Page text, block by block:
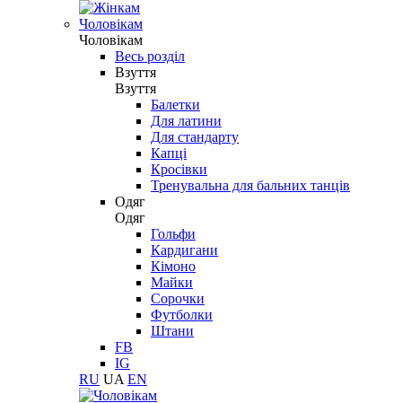
Чоловікам
Чоловікам
Весь розділ
Взуття
Взуття
Балетки
Для латини
Для стандарту
Капці
Кросівки
Тренувальна для бальних танців
Одяг
Одяг
Гольфи
Кардигани
Кімоно
Майки
Сорочки
Футболки
Штани
FB
IG
RU UA EN